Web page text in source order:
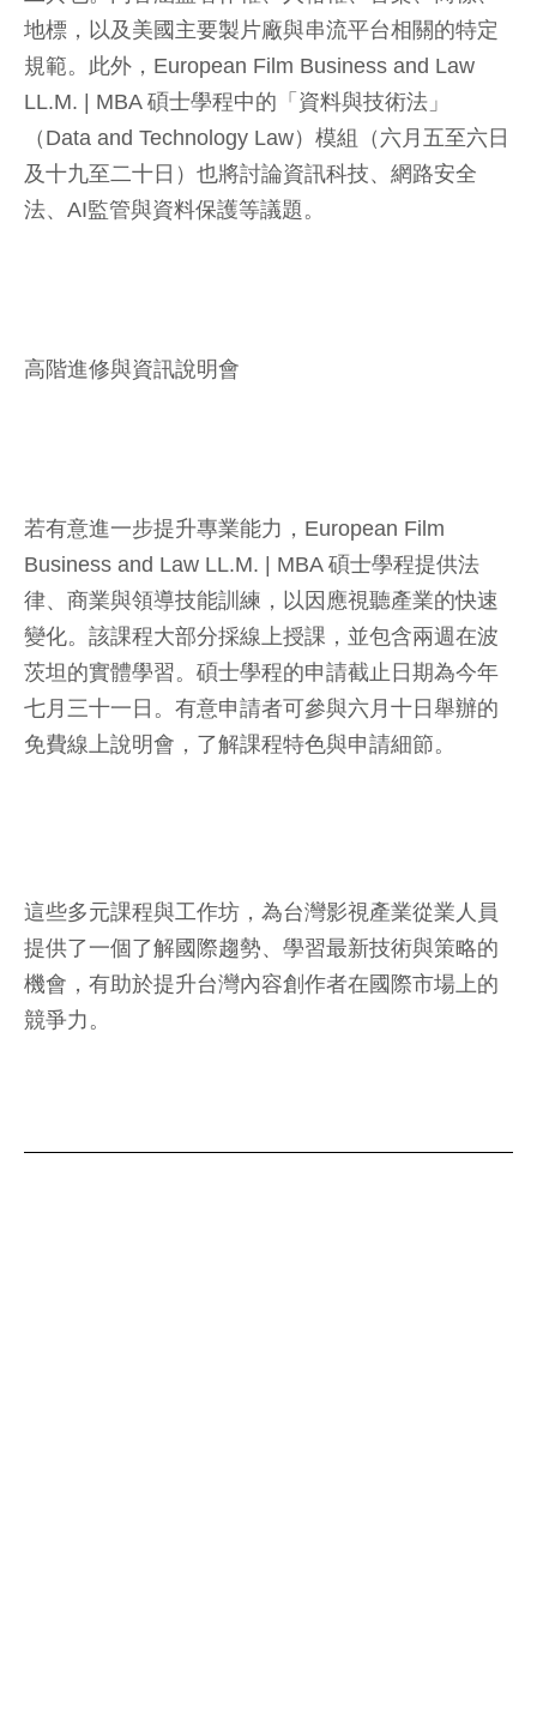
地標，以及美國主要製片廠與串流平台相關的特定
規範。此外，European Film Business and Law
LL.M. | MBA 碩士學程中的「資料與技術法」
（Data and Technology Law）模組（六月五至六日
及十九至二十日）也將討論資訊科技、網路安全
法、AI監管與資料保護等議題。
高階進修與資訊說明會
若有意進一步提升專業能力，European Film
Business and Law LL.M. | MBA 碩士學程提供法
律、商業與領導技能訓練，以因應視聽產業的快速
變化。該課程大部分採線上授課，並包含兩週在波
茨坦的實體學習。碩士學程的申請截止日期為今年
七月三十一日。有意申請者可參與六月十日舉辦的
免費線上說明會，了解課程特色與申請細節。
這些多元課程與工作坊，為台灣影視產業從業人員
提供了一個了解國際趨勢、學習最新技術與策略的
機會，有助於提升台灣內容創作者在國際市場上的
競爭力。